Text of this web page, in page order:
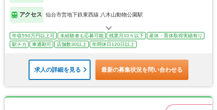
アクセス 仙台市営地下鉄東西線 八木山動物公園駅
年収550万円以上可 未経験者も応募可能 残業月10ｈ以下
産休・育休取得実績有り
駅チカ
車通勤可 店舗数30以上 年間休日120日以上
求人の詳細を見る 最新の募集状況を問い合わせる